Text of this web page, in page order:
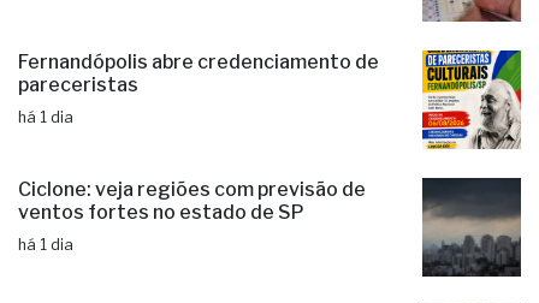
Fernandópolis abre credenciamento de
pareceristas
há 1 dia
Ciclone: veja regiões com previsão de
ventos fortes no estado de SP
há 1 dia